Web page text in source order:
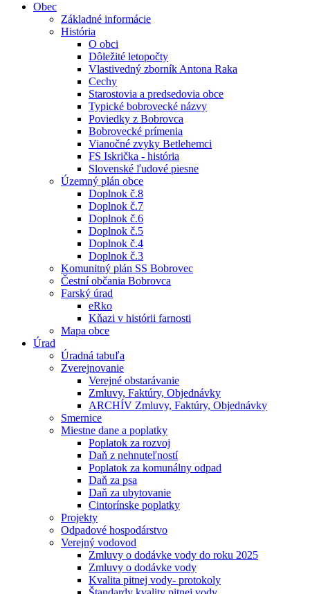
Obec
Základné informácie
História
O obci
Dôležité letopočty
Vlastivedný zborník Antona Raka
Cechy
Starostovia a predsedovia obce
Typické bobrovecké názvy
Poviedky z Bobrovca
Bobrovecké prímenia
Vianočné zvyky Betlehemci
FS Iskrička - história
Slovenské ľudové piesne
Územný plán obce
Doplnok č.8
Doplnok č.7
Doplnok č.6
Doplnok č.5
Doplnok č.4
Doplnok č.3
Komunitný plán SS Bobrovec
Čestní občania Bobrovca
Farský úrad
eRko
Kňazi v histórii farnosti
Mapa obce
Úrad
Úradná tabuľa
Zverejnovanie
Verejné obstarávanie
Zmluvy, Faktúry, Objednávky
ARCHÍV Zmluvy, Faktúry, Objednávky
Smernice
Miestne dane a poplatky
Poplatok za rozvoj
Daň z nehnuteľností
Poplatok za komunálny odpad
Daň za psa
Daň za ubytovanie
Cintorínske poplatky
Projekty
Odpadové hospodárstvo
Verejný vodovod
Zmluvy o dodávke vody do roku 2025
Zmluvy o dodávke vody
Kvalita pitnej vody- protokoly